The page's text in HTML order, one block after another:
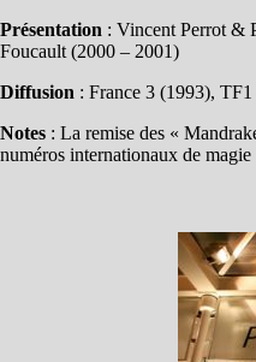
Présentation : Vincent Perrot &
Foucault (2000 – 2001)
Diffusion : France 3 (1993),
Notes : La remise des «
numéros internationaux de magie